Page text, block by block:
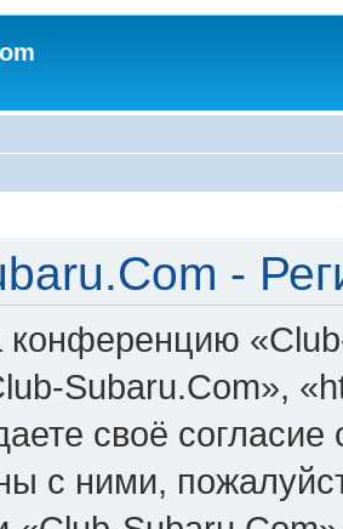
-
конференцию
Subaru.Com»,
своё
с ними,